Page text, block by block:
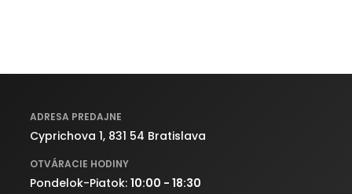
ADRESA PREDAJNE
Cyprichova 1, 831 54 Bratislava
OTVÁRACIE HODINY
Pondelok-Piatok: 10:00 - 18:30